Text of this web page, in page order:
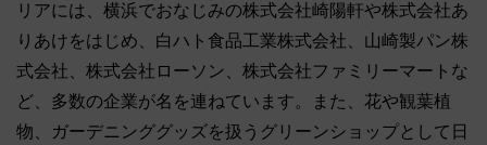
リアには、横浜でおなじみの株式会社崎陽軒や株式会社あ
りあけをはじめ、白ハト食品工業株式会社、山崎製パン株
式会社、株式会社ローソン、株式会社ファミリーマートな
ど、多数の企業が名を連ねています。また、花や観葉植
物、ガーデニンググッズを扱うグリーンショップとして日